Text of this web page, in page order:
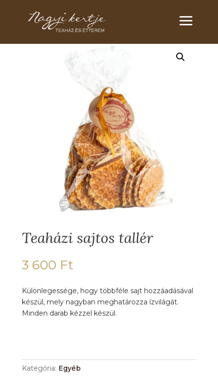
Kezdőlap/Egyéb/ Teaházi sajtos tallér
Teaházi sajtos tallér
3 600 Ft
Különlegessége, hogy többféle sajt hozzáadásával
készül, mely nagyban meghatározza ízvilágát.
Minden darab kézzel készül.
tallér
Kategória: Egyéb